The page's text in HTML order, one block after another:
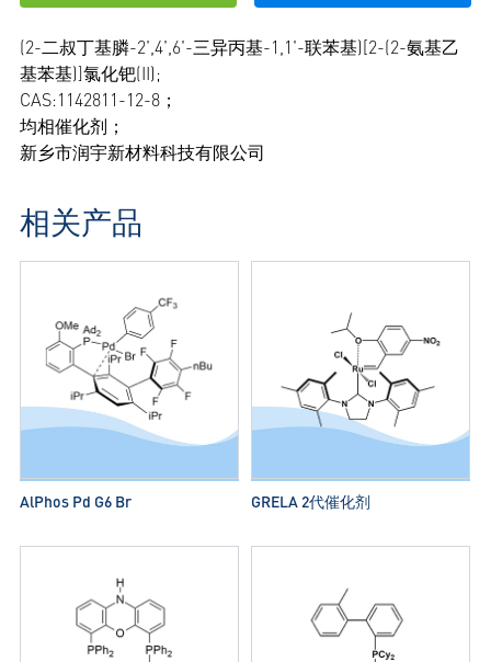
(2-二叔丁基膦-2',4',6'-三异丙基-1,1'-联苯基)[2-(2-氨基乙
基苯基)]氯化钯(II);
CAS:1142811-12-8；
均相催化剂；
新乡市润宇新材料科技有限公司
相关产品
AlPhos Pd G6 Br GRELA 2代催化剂